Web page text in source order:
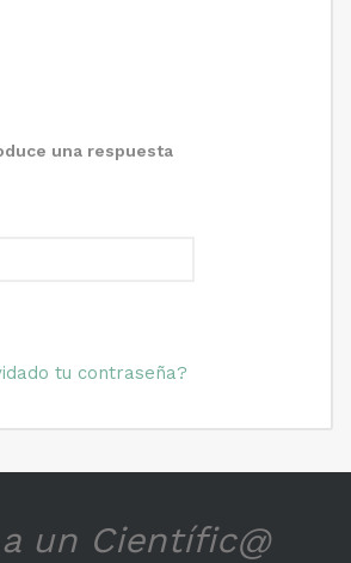
una respuesta
tu contraseña?
un Científic@